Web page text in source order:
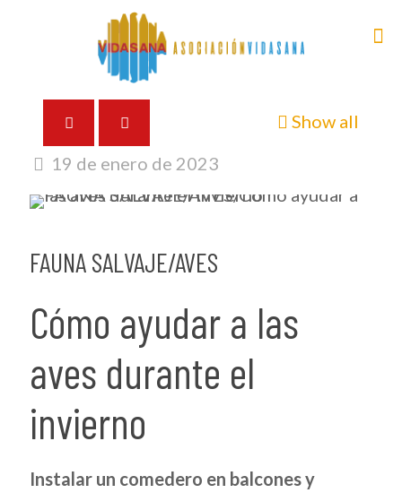
Show all
19 de enero de 2023
FAUNA SALVAJE/AVES
Cómo ayudar a las
aves durante el
invierno
Instalar un comedero en balcones y